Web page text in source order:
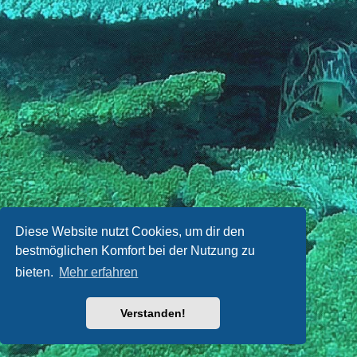
Diese Website nutzt Cookies, um dir den
bestmöglichen Komfort bei der Nutzung zu
bieten. Mehr erfahren
Verstanden!